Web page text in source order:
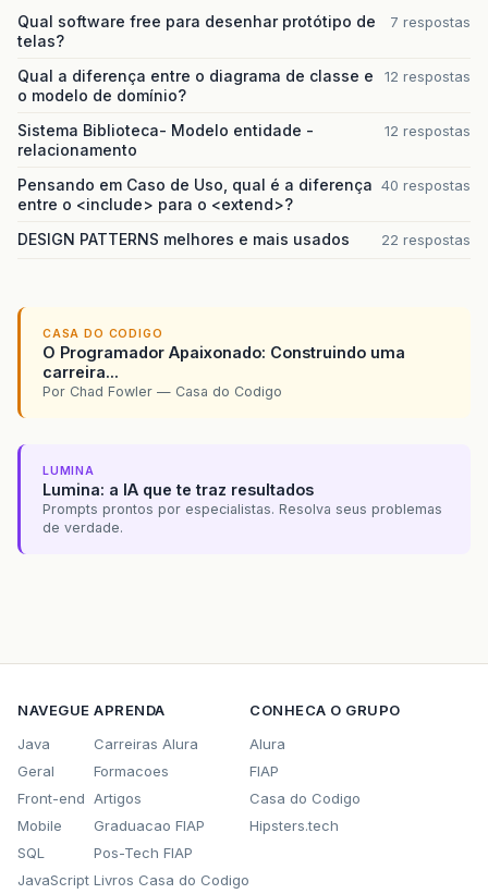
Qual software free para desenhar protótipo de
telas?
7 respostas
Qual a diferença entre o diagrama de classe e
o modelo de domínio?
12 respostas
Sistema Biblioteca- Modelo entidade -
relacionamento
12 respostas
Pensando em Caso de Uso, qual é a diferença
entre o <include> para o <extend>?
40 respostas
DESIGN PATTERNS melhores e mais usados 22 respostas
CASA DO CODIGO
O Programador Apaixonado: Construindo uma
carreira...
Por Chad Fowler — Casa do Codigo
LUMINA
Lumina: a IA que te traz resultados
Prompts prontos por especialistas. Resolva seus problemas
de verdade.
NAVEGUE
Java
Geral
Front-end
Mobile
SQL
JavaScript
APRENDA
Carreiras Alura
Formacoes
Artigos
Graduacao FIAP
Pos-Tech FIAP
Livros Casa do Codigo
CONHECA O GRUPO
Alura
FIAP
Casa do Codigo
Hipsters.tech